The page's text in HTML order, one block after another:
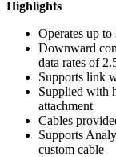
Highlights
Operates up
Downward
data rates of
Supports link
Supplied with
attachment
Cables
Supports
custom cable